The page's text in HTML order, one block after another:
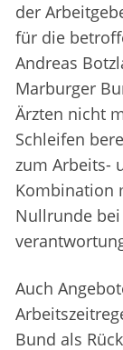
der
für die
Andreas
Marburger
Ärzten nicht
Schleifen
zum Arbeits-
Kombination
Nullrunde
Auch
Bund als